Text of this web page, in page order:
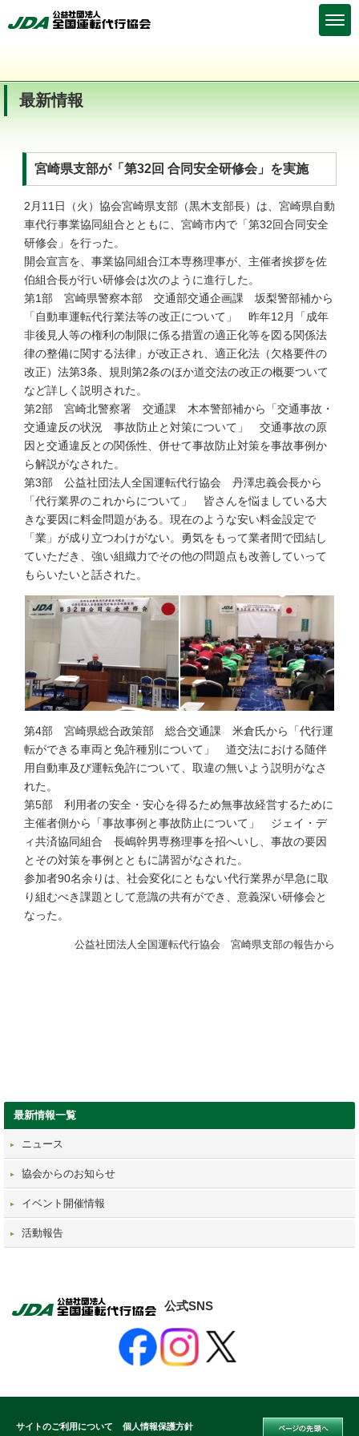
最新情報
宮崎県支部が「第32回 合同安全研修会」を実施
2月11日（火）協会宮崎県支部（黒木支部長）は、宮崎県自動
車代行事業協同組合とともに、宮崎市内で「第32回合同安全
研修会」を行った。
開会宣言を、事業協同組合江本専務理事が、主催者挨拶を佐
伯組合長が行い研修会は次のように進行した。
第1部 宮崎県警察本部 交通部交通企画課 坂梨警部補から
「自動車運転代行業法等の改正について」 昨年12月「成年
非後見人等の権利の制限に係る措置の適正化等を図る関係法
律の整備に関する法律」が改正され、適正化法（欠格要件の
改正）法第3条、規則第2条のほか道交法の改正の概要ついて
など詳しく説明された。
第2部 宮崎北警察署 交通課 木本警部補から「交通事故・
交通違反の状況 事故防止と対策について」 交通事故の原
因と交通違反との関係性、併せて事故防止対策を事故事例か
ら解説がなされた。
第3部 公益社団法人全国運転代行協会 丹澤忠義会長から
「代行業界のこれからについて」 皆さんを悩ましている大
きな要因に料金問題がある。現在のような安い料金設定で
「業」が成り立つわけがない。勇気をもって業者間で団結し
ていただき、強い組織力でその他の問題点も改善していって
もらいたいと話された。
第4部 宮崎県総合政策部 総合交通課 米倉氏から「代行運
転ができる車両と免許種別について」 道交法における随伴
用自動車及び運転免許について、取違の無いよう説明がなさ
れた。
第5部 利用者の安全・安心を得るため無事故経営するために
主催者側から「事故事例と事故防止について」 ジェイ・デ
ィ共済協同組合 長嶋幹男専務理事を招へいし、事故の要因
とその対策を事例とともに講習がなされた。
参加者90名余りは、社会変化にともない代行業界が早急に取
り組むべき課題として意識の共有ができ、意義深い研修会と
なった。
公益社団法人全国運転代行協会 宮崎県支部の報告から
最新情報一覧
ニュース
協会からのお知らせ
イベント開催情報
活動報告
公式SNS
サイトのご利用について 個人情報保護方針